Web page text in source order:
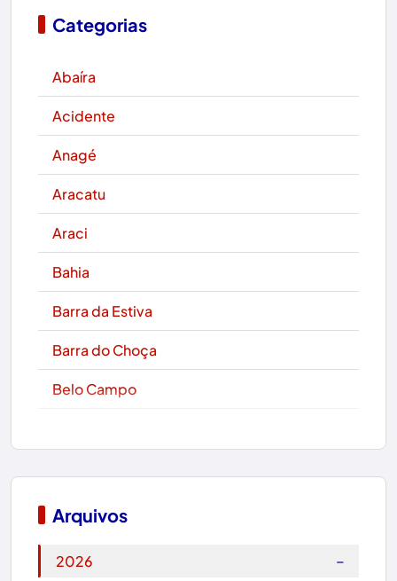
Categorias
Abaíra
Acidente
Anagé
Aracatu
Araci
Bahia
Barra da Estiva
Barra do Choça
Belo Campo
Boquira
Arquivos
2026
−